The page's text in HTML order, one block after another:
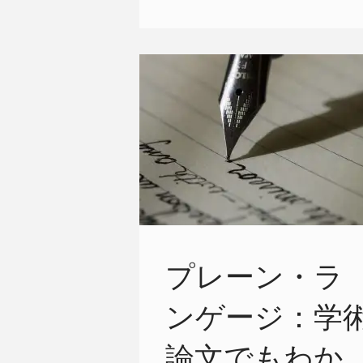
プレーン・ラ
ンゲージ：学